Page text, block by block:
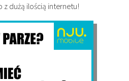
dużą ilością internetu!